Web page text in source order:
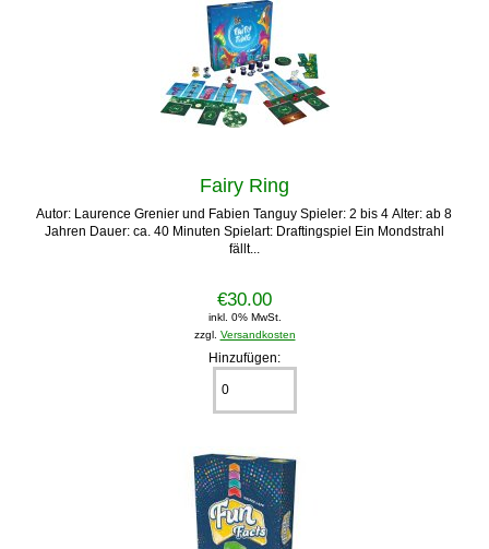
Fairy Ring
Autor: Laurence Grenier und Fabien Tanguy Spieler: 2 bis 4 Alter: ab 8
Jahren Dauer: ca. 40 Minuten Spielart: Draftingspiel Ein Mondstrahl
fällt...
€30.00
inkl. 0% MwSt.
zzgl. Versandkosten
Hinzufügen: